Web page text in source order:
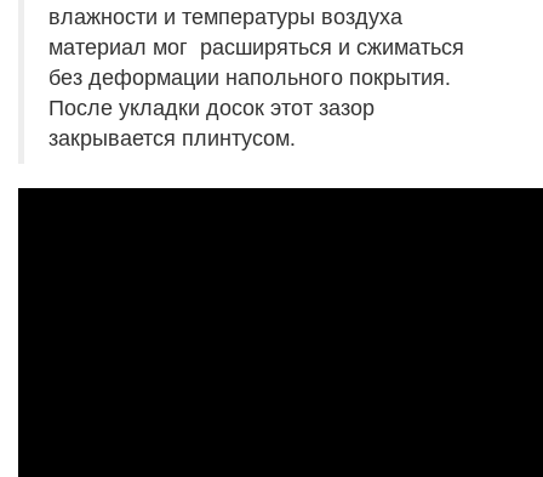
влажности и температуры воздуха
материал мог расширяться и сжиматься
без деформации напольного покрытия.
После укладки досок этот зазор
закрывается плинтусом.